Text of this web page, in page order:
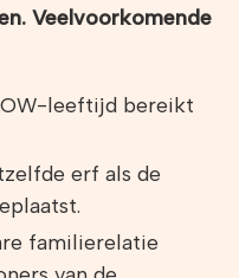
Veelvoorkomende
leeftijd bereikt
erf als de
familierelatie